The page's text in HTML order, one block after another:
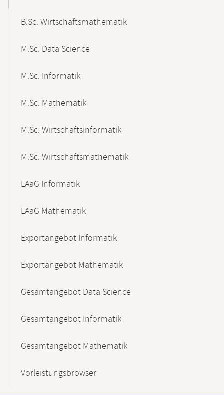
B.Sc. Wirtschaftsmathematik
M.Sc. Data Science
M.Sc. Informatik
M.Sc. Mathematik
M.Sc. Wirtschaftsinformatik
M.Sc. Wirtschaftsmathematik
LAaG Informatik
LAaG Mathematik
Exportangebot Informatik
Exportangebot Mathematik
Gesamtangebot Data Science
Gesamtangebot Informatik
Gesamtangebot Mathematik
Vorleistungsbrowser